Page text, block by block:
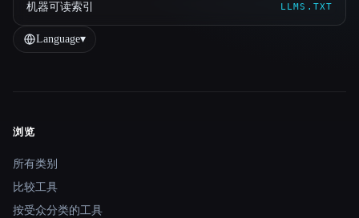
机器可读索引 LLMS.TXT
Language▾
Site navigation
浏览
所有类别
比较工具
按受众分类的工具